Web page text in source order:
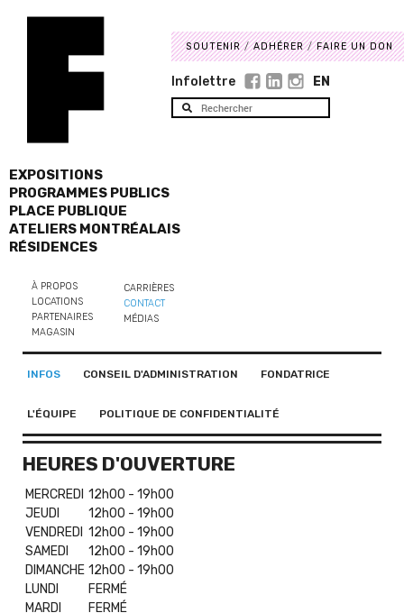
EXPOSITIONS
PROGRAMMES PUBLICS
PLACE PUBLIQUE
ATELIERS MONTRÉALAIS
RÉSIDENCES
À PROPOS
LOCATIONS
PARTENAIRES
MAGASIN
CARRIÈRES
CONTACT
MÉDIAS
SOUTENIR ADHÉRER FAIRE UN DON
Infolettre EN
INFOS CONSEIL D'ADMINISTRATION FONDATRICE
L'ÉQUIPE POLITIQUE DE CONFIDENTIALITÉ
HEURES D'OUVERTURE
MERCREDI 12h00 - 19h00
JEUDI
12h00 - 19h00
VENDREDI 12h00 - 19h00
SAMEDI
12h00 - 19h00
DIMANCHE 12h00 - 19h00
LUNDI
FERMÉ
MARDI
FERMÉ